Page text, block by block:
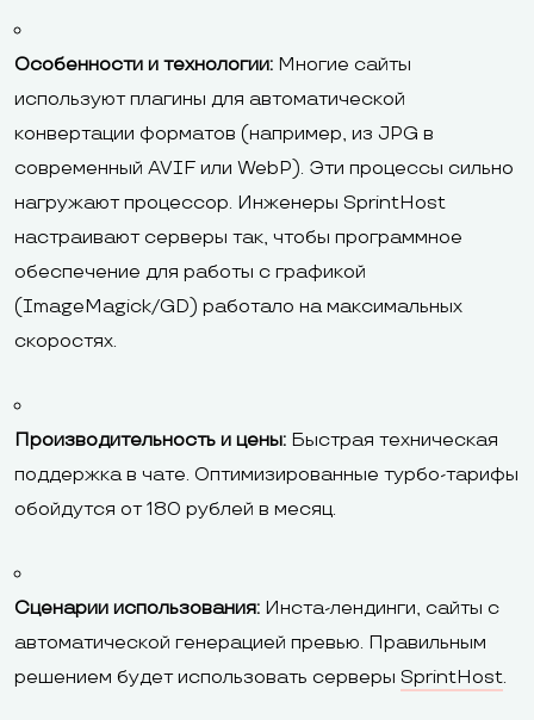
Особенности и технологии: Многие сайты
используют плагины для автоматической
конвертации форматов (например, из JPG в
современный AVIF или WebP). Эти процессы сильно
нагружают процессор. Инженеры SprintHost
настраивают серверы так, чтобы программное
обеспечение для работы с графикой
(ImageMagick/GD) работало на максимальных
скоростях.
Производительность и цены: Быстрая техническая
поддержка в чате. Оптимизированные турбо-тарифы
обойдутся от 180 рублей в месяц.
Сценарии использования: Инста-лендинги, сайты с
автоматической генерацией превью. Правильным
решением будет использовать серверы SprintHost.